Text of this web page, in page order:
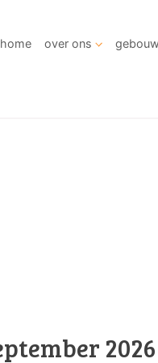
home over ons
2026